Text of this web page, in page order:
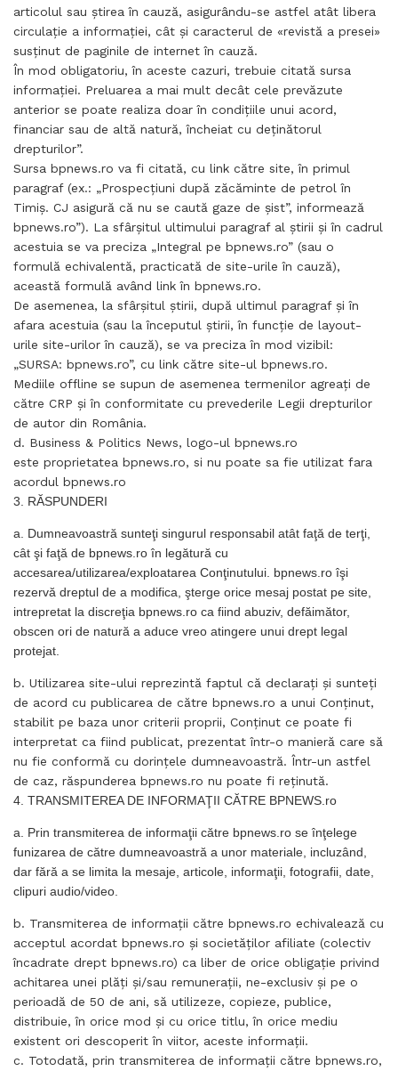
articolul sau ştirea în cauză, asigurându-se astfel atât libera
circulaţie a informaţiei, cât şi caracterul de «revistă a presei»
susţinut de paginile de internet în cauză.
În mod obligatoriu, în aceste cazuri, trebuie citată sursa
informaţiei. Preluarea a mai mult decât cele prevăzute
anterior se poate realiza doar în condiţiile unui acord,
financiar sau de altă natură, încheiat cu deţinătorul
drepturilor”.
Sursa bpnews.ro va fi citată, cu link către site, în primul
paragraf (ex.: „Prospecţiuni după zăcăminte de petrol în
Timiş. CJ asigură că nu se caută gaze de şist”, informează
bpnews.ro”). La sfârşitul ultimului paragraf al ştirii şi în cadrul
acestuia se va preciza „Integral pe bpnews.ro” (sau o
formulă echivalentă, practicată de site-urile în cauză),
această formulă având link în bpnews.ro.
De asemenea, la sfârşitul ştirii, după ultimul paragraf şi în
afara acestuia (sau la începutul ştirii, în funcţie de layout-
urile site-urilor în cauză), se va preciza în mod vizibil:
„SURSA: bpnews.ro”, cu link către site-ul bpnews.ro.
Mediile offline se supun de asemenea termenilor agreaţi de
către CRP şi în conformitate cu prevederile Legii drepturilor
de autor din România.
d. Business & Politics News, logo-ul bpnews.ro
este proprietatea bpnews.ro, si nu poate sa fie utilizat fara
acordul bpnews.ro
3. RĂSPUNDERI
a. Dumneavoastră sunteţi singurul responsabil atât faţă de terţi,
cât şi faţă de bpnews.ro în legătură cu
accesarea/utilizarea/exploatarea Conţinutului. bpnews.ro îşi
rezervă dreptul de a modifica, şterge orice mesaj postat pe site,
intrepretat la discreţia bpnews.ro ca fiind abuziv, defăimător,
obscen ori de natură a aduce vreo atingere unui drept legal
protejat.
b. Utilizarea site-ului reprezintă faptul că declaraţi şi sunteţi
de acord cu publicarea de către bpnews.ro a unui Conţinut,
stabilit pe baza unor criterii proprii, Conţinut ce poate fi
interpretat ca fiind publicat, prezentat într-o manieră care să
nu fie conformă cu dorinţele dumneavoastră. Într-un astfel
de caz, răspunderea bpnews.ro nu poate fi reţinută.
4. TRANSMITEREA DE INFORMAŢII CĂTRE BPNEWS.ro
a. Prin transmiterea de informaţii către bpnews.ro se înţelege
funizarea de către dumneavoastră a unor materiale, incluzând,
dar fără a se limita la mesaje, articole, informaţii, fotografii, date,
clipuri audio/video.
b. Transmiterea de informaţii către bpnews.ro echivalează cu
acceptul acordat bpnews.ro şi societăţilor afiliate (colectiv
încadrate drept bpnews.ro) ca liber de orice obligaţie privind
achitarea unei plăţi şi/sau remuneraţii, ne-exclusiv şi pe o
perioadă de 50 de ani, să utilizeze, copieze, publice,
distribuie, în orice mod şi cu orice titlu, în orice mediu
existent ori descoperit în viitor, aceste informaţii.
c. Totodată, prin transmiterea de informaţii către bpnews.ro,